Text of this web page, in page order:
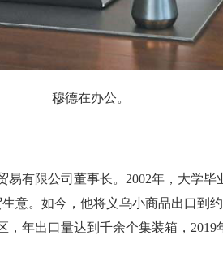
穆德在办公。
有限公司董事长。2002年，大学毕
意。如今，他将义乌小商品出口到
，年出口量达到千余个集装箱，2019